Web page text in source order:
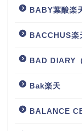
BABY葉酸楽
BACCHUS楽
BAD DIARY
Bak楽天
BALANCE